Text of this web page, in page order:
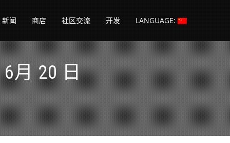
新闻 商店 社区交流 开发 LANGUAGE:
6月 20 日